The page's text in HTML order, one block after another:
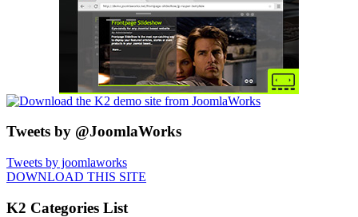
Tweets by @JoomlaWorks
Tweets by joomlaworks
DOWNLOAD THIS SITE
K2 Categories List